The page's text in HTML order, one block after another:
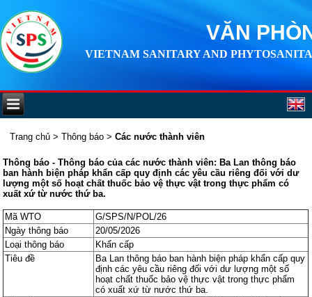
VĂN
VIETNAM SANITARY AND
Trang chủ >Thông báo >Các nước thành viên
Thông báo - Thông báo của các nước thành viên: Ba Lan thông báo
ban hành biện pháp khẩn cấp quy định các yêu cầu riêng đối với dư
lượng một số hoạt chất thuốc bảo vệ thực vật trong thực phẩm có
xuất xứ từ nước thứ ba.
Mã WTO
G/SPS/N/POL/26
Ngày thông báo
20/05/2026
Loại thông báo
Khẩn cấp
Tiêu đề
Ba Lan thông báo ban hành biện pháp khẩn cấp quy
định các yêu cầu riêng đối với dư lượng một số
hoạt chất thuốc bảo vệ thực vật trong thực phẩm
có xuất xứ từ nước thứ ba.